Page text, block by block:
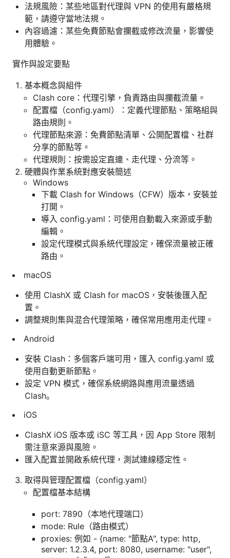
法規風險：某些地區對代理與 VPN 的使用有嚴格規
範，請遵守當地法規。
內容過濾：某些免費節點會攔截或修改流量，影響使
用體驗。
實作與設定要點
基本概念與組件
Clash core：代理引擎，負責路由與攔截流量。
配置檔（config.yaml）：定義代理節點、策略組與
路由規則。
代理節點來源：免費節點清單、公開配置檔、社群
分享的節點等。
代理規則：按需設定直連、走代理、分流等。
硬體與作業系統對應安裝簡述
Windows
下載 Clash for Windows（CFW）版本，安裝並
打開。
導入 config.yaml：可使用自動載入來源或手動
編輯。
設定代理模式與系統代理設定，確保流量被正確
路由。
macOS
使用 ClashX 或 Clash for macOS，安裝後匯入配
置。
調整規則集與混合代理策略，確保常用應用走代理。
Android
安裝 Clash：多個客戶端可用，匯入 config.yaml 或
使用自動更新節點。
設定 VPN 模式，確保系統網路與應用流量透過
Clash。
iOS
ClashX iOS 版本或 iSC 等工具，因 App Store 限制
需注意來源與風險。
匯入配置並開啟系統代理，測試連線穩定性。
取得與管理配置檔（config.yaml）
配置檔基本結構
port: 7890（本地代理端口）
mode: Rule（路由模式）
proxies: 例如 - {name: "節點A", type: http,
server: 1.2.3.4, port: 8080, username: "user",